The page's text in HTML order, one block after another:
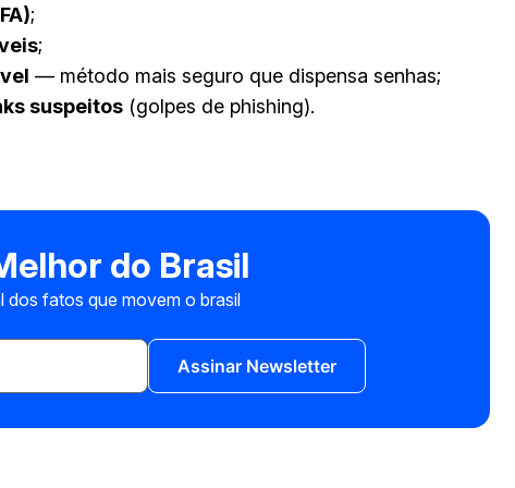
;
;
— método mais seguro que dispensa senhas;
suspeitos (golpes de phishing).
do Brasil
dos fatos que movem o brasil
Assinar Newsletter